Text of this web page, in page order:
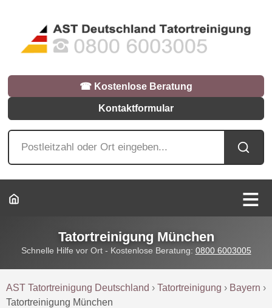
☎︎ Kostenlose Beratung
Kontaktformular
Tatortreinigung München
Schnelle Hilfe vor Ort - Kostenlose Beratung: 0800 6003005
AST Tatortreinigung Deutschland ›Tatortreinigung › Bayern ›
Tatortreinigung München